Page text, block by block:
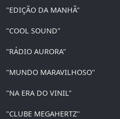
"EDIÇÃO DA MANHÃ"
"COOL SOUND"
"RÁDIO AURORA"
"MUNDO MARAVILHOSO"
"NA ERA DO VINIL"
"CLUBE MEGAHERTZ"